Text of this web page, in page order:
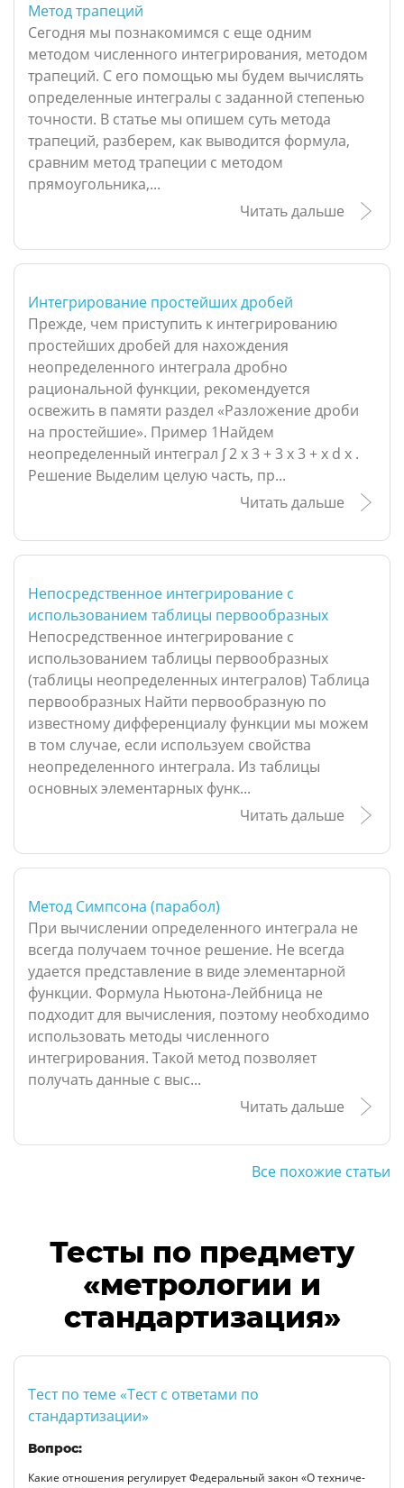
Метод трапеций
Сегодня мы познакомимся с еще одним
методом численного интегрирования, методом
трапеций. С его помощью мы будем вычислять
определенные интегралы с заданной степенью
точности. В статье мы опишем суть метода
трапеций, разберем, как выводится формула,
сравним метод трапеции с методом
прямоугольника,...
Читать дальше
Интегрирование простейших дробей
Прежде, чем приступить к интегрированию
простейших дробей для нахождения
неопределенного интеграла дробно
рациональной функции, рекомендуется
освежить в памяти раздел «Разложение дроби
на простейшие». Пример 1Найдем
неопределенный интеграл ∫ 2 x 3 + 3 x 3 + x d x .
Решение Выделим целую часть, пр...
Читать дальше
Непосредственное интегрирование с
использованием таблицы первообразных
Непосредственное интегрирование с
использованием таблицы первообразных
(таблицы неопределенных интегралов) Таблица
первообразных Найти первообразную по
известному дифференциалу функции мы можем
в том случае, если используем свойства
неопределенного интеграла. Из таблицы
основных элементарных функ...
Читать дальше
Метод Симпсона (парабол)
При вычислении определенного интеграла не
всегда получаем точное решение. Не всегда
удается представление в виде элементарной
функции. Формула Ньютона-Лейбница не
подходит для вычисления, поэтому необходимо
использовать методы численного
интегрирования. Такой метод позволяет
получать данные с выс...
Читать дальше
Все похожие статьи
Тесты по предмету
«метрологии и
стандартизация»
Тест по теме «Тест с ответами по
стандартизации»
Вопрос:
Какие отношения регулирует Федеральный закон «О техниче­